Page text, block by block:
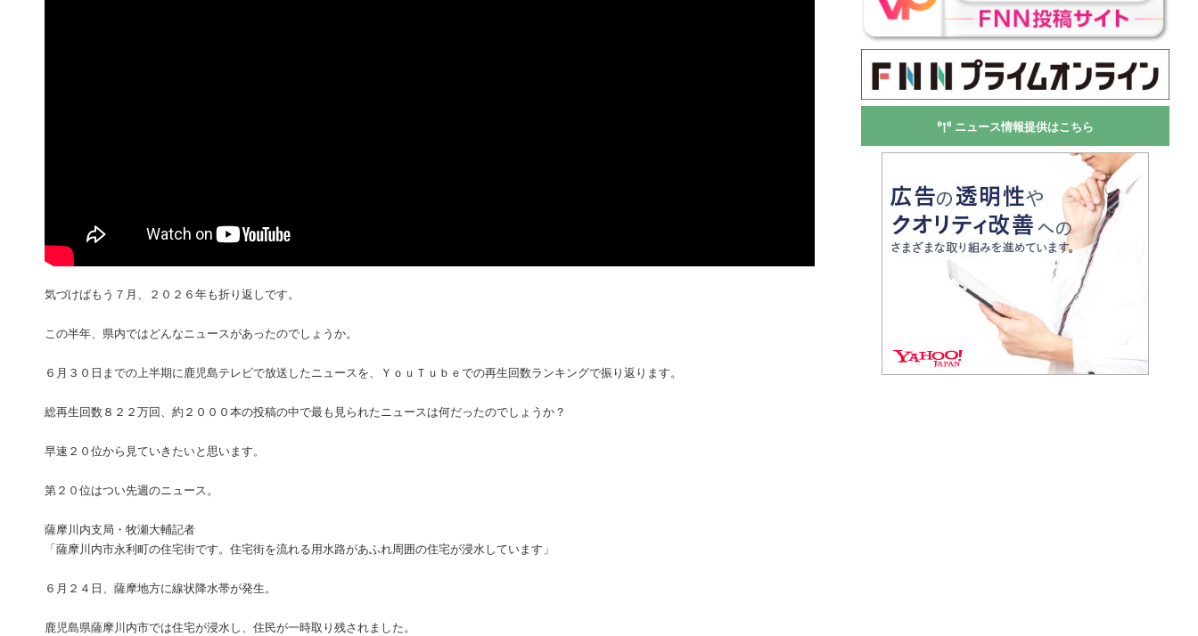
気づけばもう７月、２０２６年も折り返しです。
この半年、県内ではどんなニュースがあったのでしょうか。
６月３０日までの上半期に鹿児島テレビで放送したニュースを、ＹｏｕＴｕｂｅでの再生回数ランキングで振り返ります。
総再生回数８２２万回、約２０００本の投稿の中で最も見られたニュースは何だったのでしょうか？
早速２０位から見ていきたいと思います。
第２０位はつい先週のニュース。
薩摩川内支局・牧瀬大輔記者
「薩摩川内市永利町の住宅街です。住宅街を流れる用水路があふれ周囲の住宅が浸水しています」
６月２４日、薩摩地方に線状降水帯が発生。
鹿児島県薩摩川内市では住宅が浸水し、住民が一時取り残されました。
ニュース情報提供はこちら